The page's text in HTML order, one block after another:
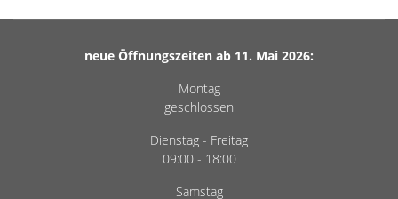
neue Öffnungszeiten ab 11. Mai 2026:
Montag
geschlossen
Dienstag - Freitag
09:00 - 18:00
Samstag